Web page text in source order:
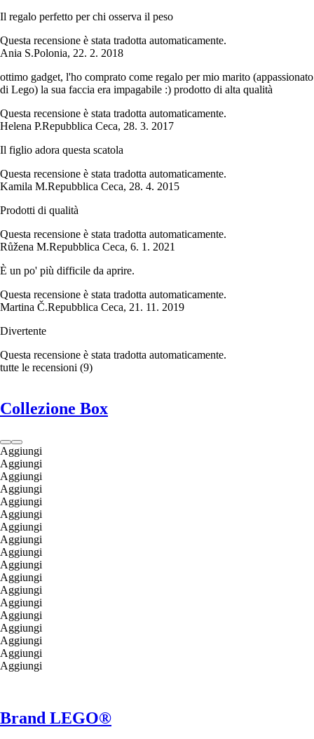
Il regalo perfetto per chi osserva il peso
Questa recensione è stata tradotta automaticamente.
Ania S.Polonia, 22. 2. 2018
ottimo gadget, l'ho comprato come regalo per mio marito (appassionato
di Lego) la sua faccia era impagabile :) prodotto di alta qualità
Questa recensione è stata tradotta automaticamente.
Helena P.Repubblica Ceca, 28. 3. 2017
Il figlio adora questa scatola
Questa recensione è stata tradotta automaticamente.
Kamila M.Repubblica Ceca, 28. 4. 2015
Prodotti di qualità
Questa recensione è stata tradotta automaticamente.
Růžena M.Repubblica Ceca, 6. 1. 2021
È un po' più difficile da aprire.
Questa recensione è stata tradotta automaticamente.
Martina Č.Repubblica Ceca, 21. 11. 2019
Divertente
Questa recensione è stata tradotta automaticamente.
tutte le recensioni (9)
Collezione Box
Aggiungi
Aggiungi
Aggiungi
Aggiungi
Aggiungi
Aggiungi
Aggiungi
Aggiungi
Aggiungi
Aggiungi
Aggiungi
Aggiungi
Aggiungi
Aggiungi
Aggiungi
Aggiungi
Aggiungi
Aggiungi
Brand LEGO®